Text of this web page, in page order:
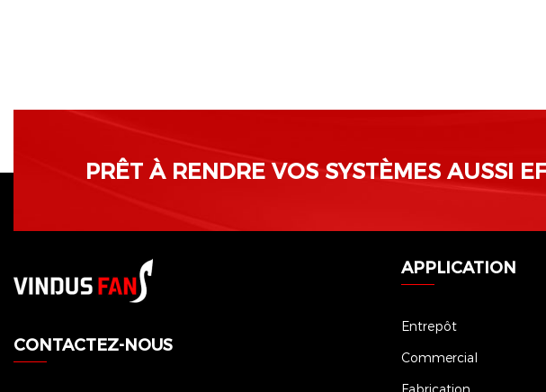
PRÊT À RENDRE VOS SYSTÈMES AUSSI
CONTACTEZ-NOUS
APPLICATION
Entrepôt
Commercial
Fabrication